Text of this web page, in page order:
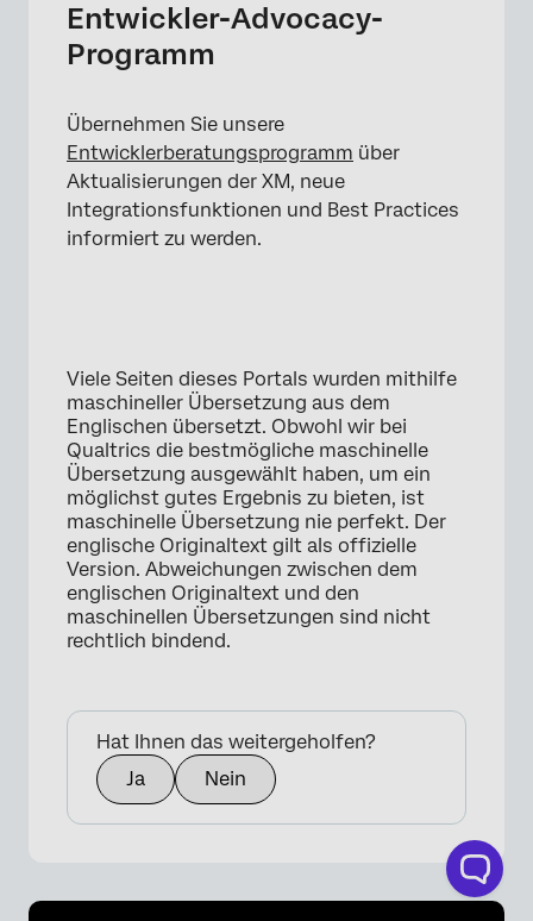
×
Entwickler-Advocacy-
Programm
Übernehmen Sie unsere
Entwicklerberatungsprogramm über
Aktualisierungen der XM, neue
Integrationsfunktionen und Best Practices
informiert zu werden.
Viele Seiten dieses Portals wurden mithilfe
maschineller Übersetzung aus dem
Englischen übersetzt. Obwohl wir bei
Qualtrics die bestmögliche maschinelle
Übersetzung ausgewählt haben, um ein
möglichst gutes Ergebnis zu bieten, ist
maschinelle Übersetzung nie perfekt. Der
englische Originaltext gilt als offizielle
Version. Abweichungen zwischen dem
englischen Originaltext und den
maschinellen Übersetzungen sind nicht
rechtlich bindend.
Hat Ihnen das weitergeholfen?
Ja
Nein